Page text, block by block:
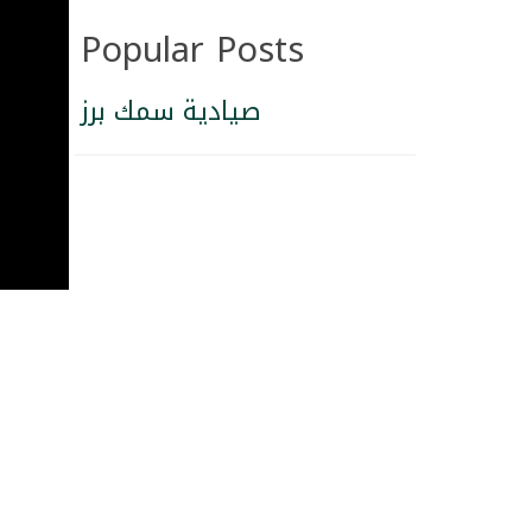
Popular Posts
صيادية سمك برز